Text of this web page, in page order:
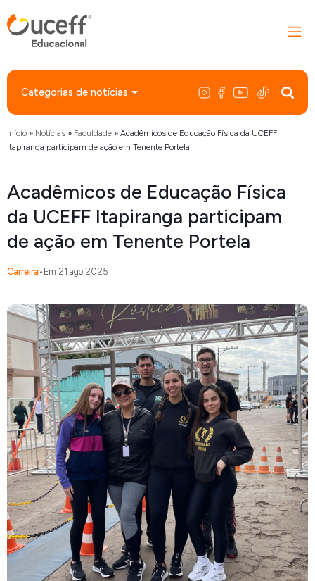
Categorias de notícias
Início» Notícias» Faculdade» Acadêmicos de Educação Física da UCEFF
Itapiranga participam de ação em Tenente Portela
Acadêmicos de Educação Física
da UCEFF Itapiranga participam
de ação em Tenente Portela
Carreira• Em 21 ago 2025